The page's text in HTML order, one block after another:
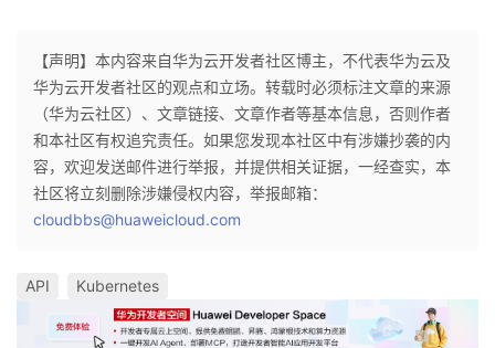
【声明】本内容来自华为云开发者社区博主，不代表华为云及
华为云开发者社区的观点和立场。转载时必须标注文章的来源
（华为云社区）、文章链接、文章作者等基本信息，否则作者
和本社区有权追究责任。如果您发现本社区中有涉嫌抄袭的内
容，欢迎发送邮件进行举报，并提供相关证据，一经查实，本
社区将立刻删除涉嫌侵权内容，举报邮箱：
cloudbbs@huaweicloud.com
API Kubernetes